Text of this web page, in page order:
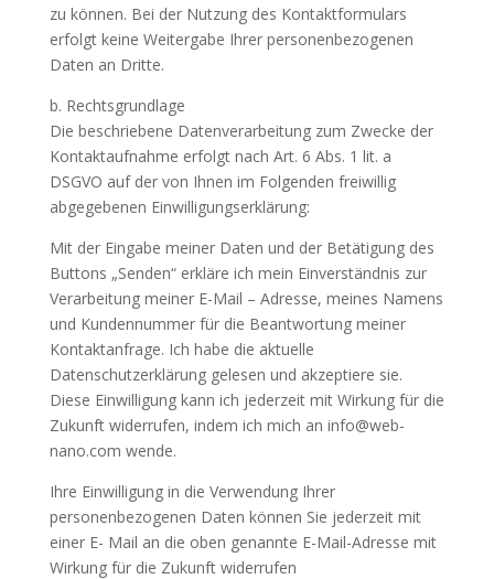
zu können. Bei der Nutzung des Kontaktformulars
erfolgt keine Weitergabe Ihrer personenbezogenen
Daten an Dritte.
b. Rechtsgrundlage
Die beschriebene Datenverarbeitung zum Zwecke der
Kontaktaufnahme erfolgt nach Art. 6 Abs. 1 lit. a
DSGVO auf der von Ihnen im Folgenden freiwillig
abgegebenen Einwilligungserklärung:
Mit der Eingabe meiner Daten und der Betätigung des
Buttons „Senden“ erkläre ich mein Einverständnis zur
Verarbeitung meiner E-Mail – Adresse, meines Namens
und Kundennummer für die Beantwortung meiner
Kontaktanfrage. Ich habe die aktuelle
Datenschutzerklärung gelesen und akzeptiere sie.
Diese Einwilligung kann ich jederzeit mit Wirkung für die
Zukunft widerrufen, indem ich mich an info@web-
nano.com wende.
Ihre Einwilligung in die Verwendung Ihrer
personenbezogenen Daten können Sie jederzeit mit
einer E- Mail an die oben genannte E-Mail-Adresse mit
Wirkung für die Zukunft widerrufen